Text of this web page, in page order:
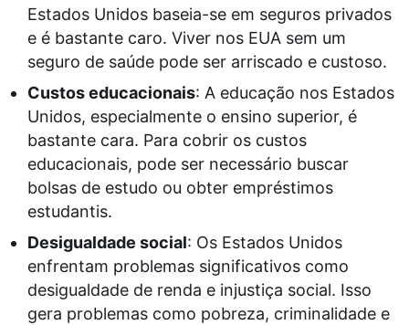
Estados Unidos baseia-se em seguros privados
e é bastante caro. Viver nos EUA sem um
seguro de saúde pode ser arriscado e custoso.
Custos educacionais: A educação nos Estados
Unidos, especialmente o ensino superior, é
bastante cara. Para cobrir os custos
educacionais, pode ser necessário buscar
bolsas de estudo ou obter empréstimos
estudantis.
Desigualdade social: Os Estados Unidos
enfrentam problemas significativos como
desigualdade de renda e injustiça social. Isso
gera problemas como pobreza, criminalidade e